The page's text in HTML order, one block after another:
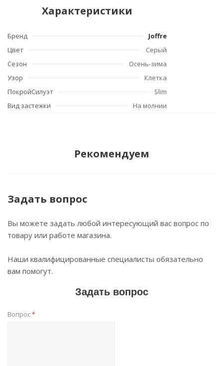
Характеристики
Бренд
Joffre
Цвет
Серый
Сезон
Осень-зима
Узор
Клетка
ПокройСилуэт
Slim
Вид застежки
На молнии
Рекомендуем
Задать вопрос
Вы можете задать любой интересующий вас вопрос по
товару или работе магазина.
Наши квалифицированные специалисты обязательно
вам помогут.
Задать вопрос
Вопрос*